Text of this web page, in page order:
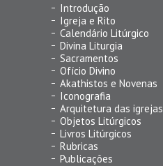
Introdução
Igreja e Rito
Calendário Litúrgico
Divina Liturgia
Sacramentos
Ofício Divino
Akathistos e Novenas
Iconografia
Arquitetura das igrejas
Objetos Litúrgicos
Livros Litúrgicos
Rubricas
Publicações